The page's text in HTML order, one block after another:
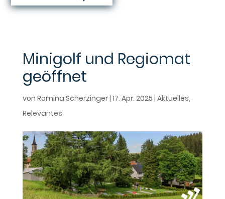
Minigolf und Regiomat
geöffnet
von Romina Scherzinger| 17. Apr. 2025 | Aktuelles,
Relevantes